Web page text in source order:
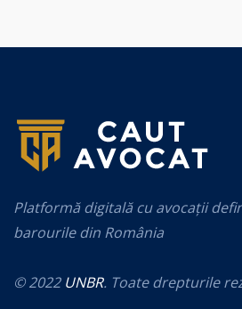
Platformă digitală cu avocații
barourile din România
© 2022 UNBR. Toate drepturile